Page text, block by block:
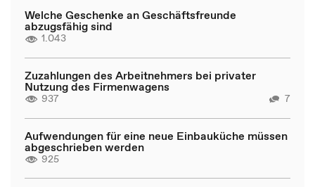
Welche Geschenke an Geschäftsfreunde
abzugsfähig sind
1.043
Zuzahlungen des Arbeitnehmers bei privater
Nutzung des Firmenwagens
937 7
Aufwendungen für eine neue Einbauküche müssen
abgeschrieben werden
925